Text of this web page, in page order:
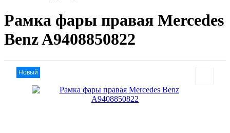
Рамка фары правая Mercedes
Benz A9408850822
Новый